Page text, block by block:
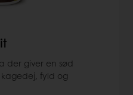
der giver en sød
fyld og